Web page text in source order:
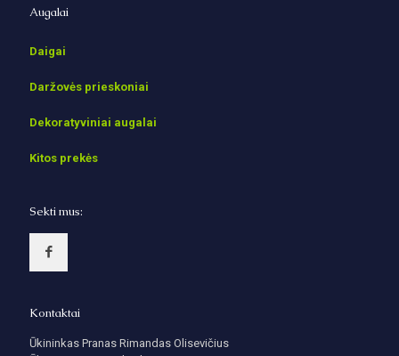
Augalai
Daigai
Daržovės prieskoniai
Dekoratyviniai augalai
Kitos prekės
Sekti mus:
Kontaktai
Ūkininkas Pranas Rimandas Olisevičius